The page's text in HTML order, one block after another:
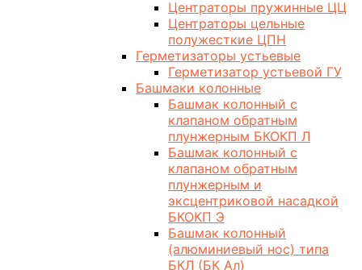
Центраторы пружинные ЦЦ
Центраторы цельные
полужесткие ЦПН
Герметизаторы устьевые
Герметизатор устьевой ГУ
Башмаки колонные
Башмак колонный с
клапаном обратным
плунжерным БКОКП Л
Башмак колонный с
клапаном обратным
плунжерным и
эксцентриковой насадкой
БКОКП Э
Башмак колонный
(алюминиевый нос) типа
БКЛ (БК Ал)